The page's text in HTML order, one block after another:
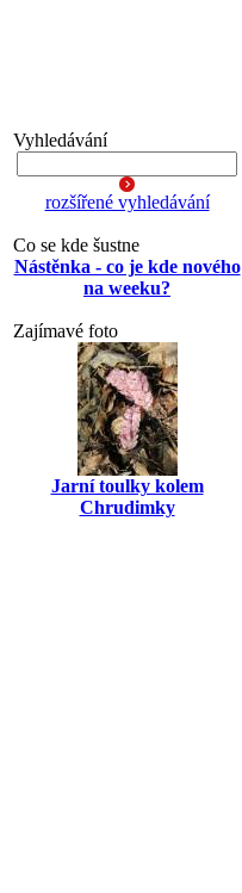
Vyhledávání
rozšířené vyhledávání
Co se kde šustne
Nástěnka - co je kde nového
na weeku?
Zajímavé foto
Jarní toulky kolem
Chrudimky